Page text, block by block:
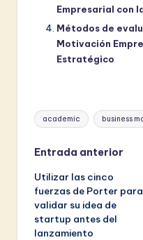
Empresarial con
Métodos de
Motivación
Estratégico
Etiquetas:
academic business
Navegación
de
entradas
Entrada anterior
Utilizar las cinco
fuerzas de Porter para
validar su idea de
startup antes del
lanzamiento